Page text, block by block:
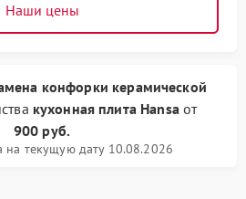
Наши цены
конфорки керамической
кухонная плита Hansaот
900 руб.
на текущую дату 10.08.2026